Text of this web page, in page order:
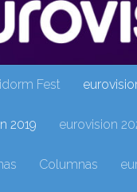
Fest
2019 eurovision
Columnas